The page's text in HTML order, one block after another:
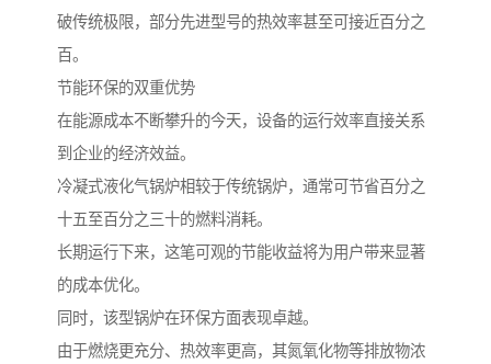
破传统极限，部分先进型号的热效率甚至可接近百分之
百。
节能环保的双重优势
在能源成本不断攀升的今天，设备的运行效率直接关系
到企业的经济效益。
冷凝式液化气锅炉相较于传统锅炉，通常可节省百分之
十五至百分之三十的燃料消耗。
长期运行下来，这笔可观的节能收益将为用户带来显著
的成本优化。
同时，该型锅炉在环保方面表现卓越。
由于燃烧更充分、热效率更高，其氮氧化物等排放物浓